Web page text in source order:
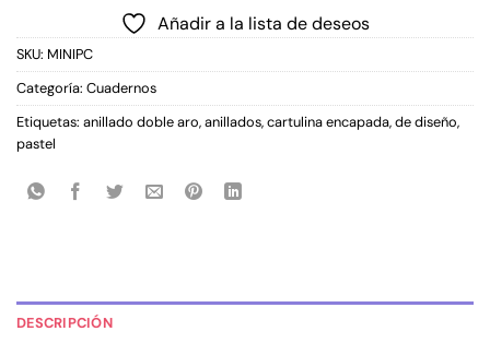
Añadir a la lista de deseos
SKU: MINIPC
Categoría: Cuadernos
Etiquetas: anillado doble aro,anillados,cartulina encapada,de diseño,
pastel
DESCRIPCIÓN